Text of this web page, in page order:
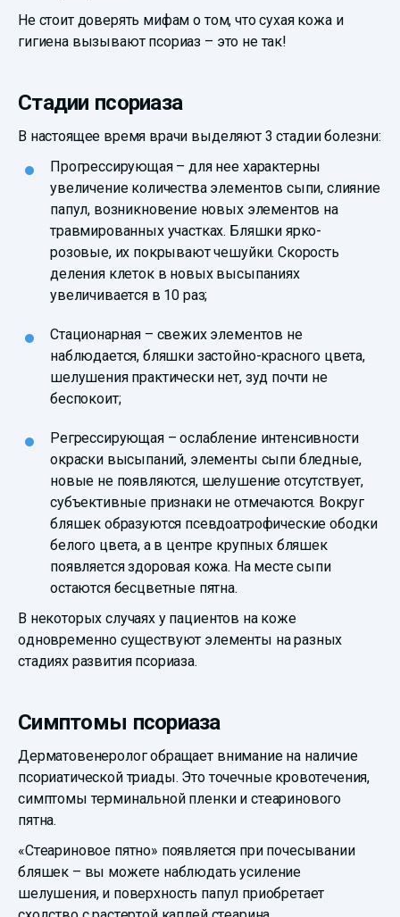
Не стоит доверять мифам о том, что сухая кожа и
гигиена вызывают псориаз – это не так!
Стадии псориаза
В настоящее время врачи выделяют 3 стадии болезни:
Прогрессирующая – для нее характерны
увеличение количества элементов сыпи, слияние
папул, возникновение новых элементов на
травмированных участках. Бляшки ярко-
розовые, их покрывают чешуйки. Скорость
деления клеток в новых высыпаниях
увеличивается в 10 раз;
Стационарная – свежих элементов не
наблюдается, бляшки застойно-красного цвета,
шелушения практически нет, зуд почти не
беспокоит;
Регрессирующая – ослабление интенсивности
окраски высыпаний, элементы сыпи бледные,
новые не появляются, шелушение отсутствует,
субъективные признаки не отмечаются. Вокруг
бляшек образуются псевдоатрофические ободки
белого цвета, а в центре крупных бляшек
появляется здоровая кожа. На месте сыпи
остаются бесцветные пятна.
В некоторых случаях у пациентов на коже
одновременно существуют элементы на разных
стадиях развития псориаза.
Симптомы псориаза
Дерматовенеролог обращает внимание на наличие
псориатической триады. Это точечные кровотечения,
симптомы терминальной пленки и стеаринового
пятна.
«Стеариновое пятно» появляется при почесывании
бляшек – вы можете наблюдать усиление
шелушения, и поверхность папул приобретает